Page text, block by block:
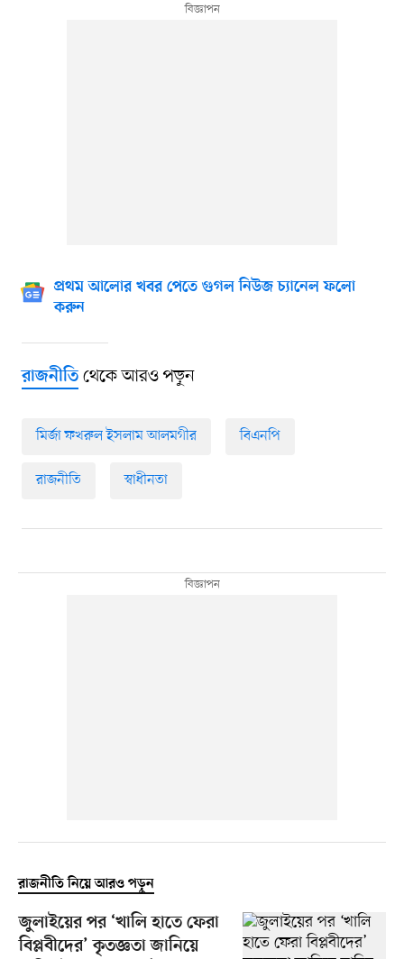
প্রথম আলোর খবর পেতে গুগল নিউজ চ্যানেল ফলো
করুন
রাজনীতিথেকে আরও পড়ুন
মির্জা ফখরুল ইসলাম আলমগীর বিএনপি
রাজনীতি স্বাধীনতা
রাজনীতি নিয়ে আরও পড়ুন
জুলাইয়ের পর ‘খালি হাতে ফেরা
বিপ্লবীদের’ কৃতজ্ঞতা জানিয়ে